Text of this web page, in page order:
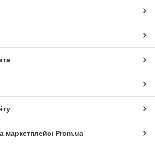
маркетплейсі Prom.ua